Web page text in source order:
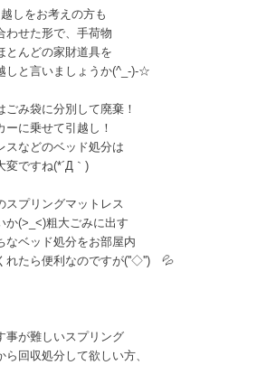
しをお考えの方も
わせた形で、手荷物
とんどの家財道具を
しと言いましょうか(^_-)-☆
ごみ袋に分別して廃棄！
に乗せて引越し！
スなどのベッド処分は
変ですね(*´Д｀)
スプリングマットレス
か(>_<)粗大ごみに出す
なベッド処分をお部屋内
れたら便利なのですが(''◇'')ゞ💦
事が難しいスプリング
回収処分して欲しい方、